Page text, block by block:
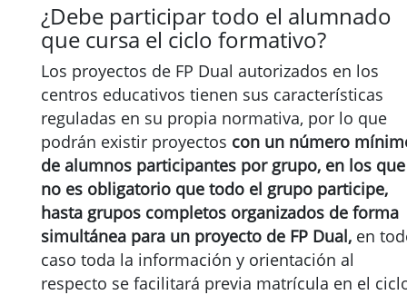
¿Debe participar todo el alumnado
que cursa el ciclo formativo?
Los proyectos de FP Dual autorizados en los
centros educativos tienen sus características
reguladas en su propia normativa, por lo que
podrán existir proyectos con un número
de alumnos participantes por grupo, en los que
no es obligatorio que todo el grupo participe,
hasta grupos completos organizados de forma
simultánea para un proyecto de FP Dual, en
caso toda la información y orientación al
respecto se facilitará previa matrícula en el